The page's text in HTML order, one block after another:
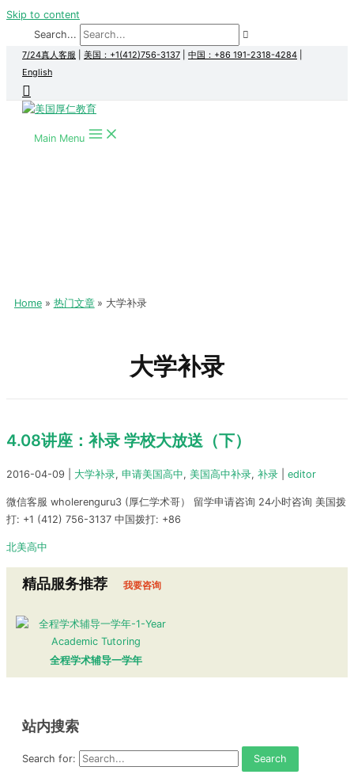
Skip to content
Search...
7/24真人客服 美国：+1(412)756-3137 中国：+86 191-2318-4284
English
Main Menu
Home 热门文章 大学补录
大学补录
4.08讲座：补录 学校大放送（下）
2016-04-09 大学补录, 申请美国高中, 美国高中补录, 补录 editor
微信客服 wholerenguru3 (厚仁学术哥） 留学申请咨询 24小时咨询 美国拨
打: +1 (412) 756-3137 中国拨打: +86
北美高中
精品服务推荐 我要咨询
全程学术辅导一学年
站内搜索
Search for: